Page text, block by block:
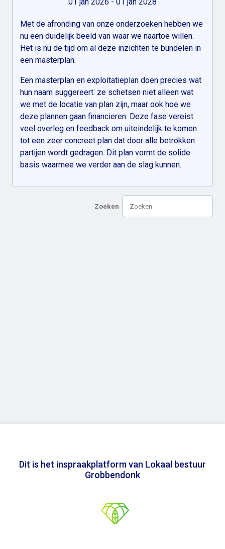
01 jan 2026 - 01 jan 2028
Met de afronding van onze onderzoeken hebben we
nu een duidelijk beeld van waar we naartoe willen.
Het is nu de tijd om al deze inzichten te bundelen in
een masterplan.
Een masterplan en exploitatieplan doen precies wat
hun naam suggereert: ze schetsen niet alleen wat
we met de locatie van plan zijn, maar ook hoe we
deze plannen gaan financieren. Deze fase vereist
veel overleg en feedback om uiteindelijk te komen
tot een zeer concreet plan dat door alle betrokken
partijen wordt gedragen. Dit plan vormt de solide
basis waarmee we verder aan de slag kunnen.
Zoeken
Dit is het inspraakplatform van Lokaal bestuur
Grobbendonk